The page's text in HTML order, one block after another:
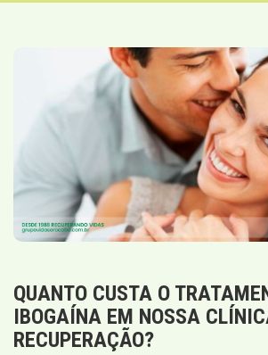
QUANTO CUSTA O
IBOGAÍNA EM NOSSA
RECUPERAÇÃO?